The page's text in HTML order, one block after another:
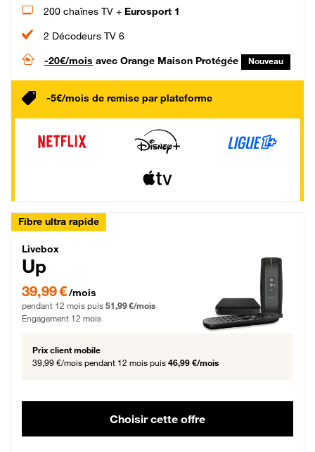
200 chaînes TV + Eurosport 1
2 Décodeurs TV 6
-20€/mois avec Orange Maison Protégée Nouveau
-5€/mois de remise par plateforme
Fibre ultra rapide
Livebox Up Fibre
Livebox
Up
39,99 € par mois pendant 12 mois puis 51,99 € par mois, Engagement 12 mois
39,99 €/mois
pendant 12 mois puis 51,99 €/mois
Engagement 12 mois
Prix client mobile
39,99 €/mois pendant 12 mois puis 46,99 €/mois
Choisir cette offre